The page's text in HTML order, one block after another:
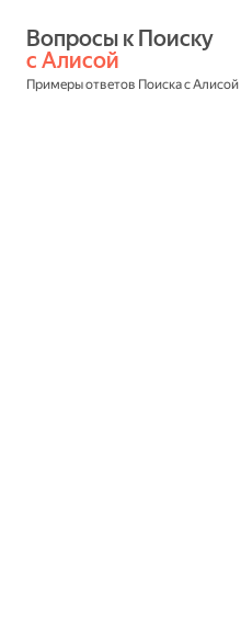
с Алисой
Примеры ответов Поиска с Алисой